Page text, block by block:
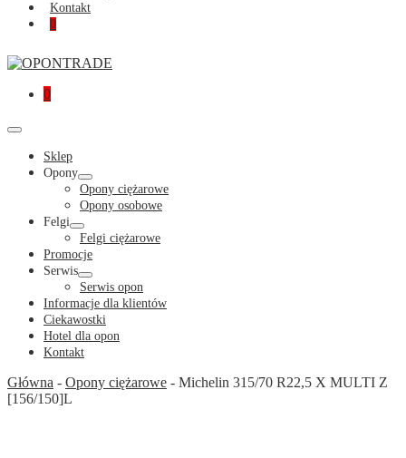
Kontakt
Shopping
0Items
Shopping
0Items
Menu
Toggle
Sklep
Opony
Menu
Toggle
Opony ciężarowe
Opony osobowe
Felgi
Menu
Toggle
Felgi ciężarowe
Promocje
Serwis
Menu
Toggle
Serwis opon
Informacje dla klientów
Ciekawostki
Hotel dla opon
Kontakt
Główna - Opony ciężarowe - Michelin 315/70 R22,5 X MULTI Z
[156/150]L